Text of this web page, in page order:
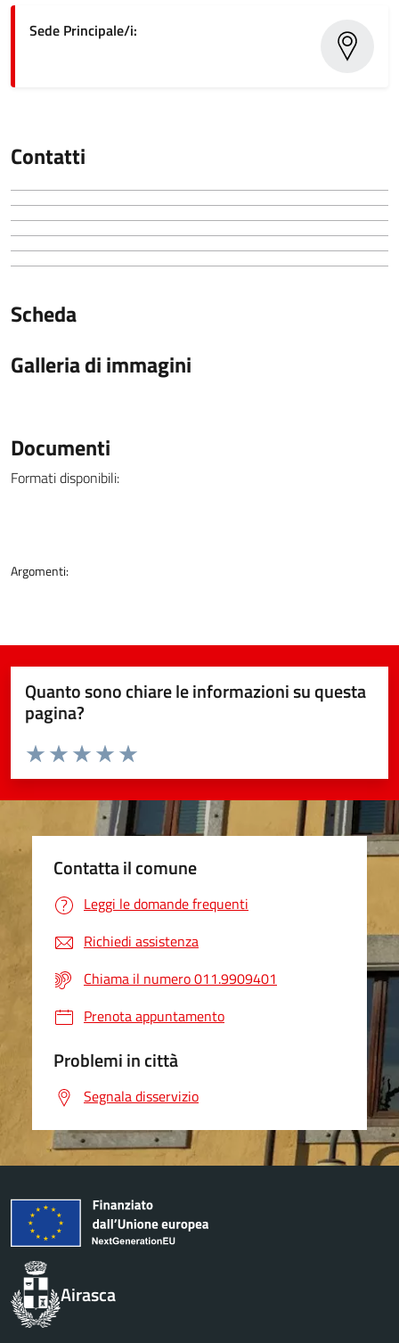
Sede Principale/i:
Contatti
Scheda
Galleria di immagini
Documenti
Formati disponibili:
Argomenti:
Quanto sono chiare le informazioni su questa
pagina?
Valuta da 1 a 5 stelle la pagina
Valuta 5 stelle su 5
Valuta 4 stelle su 5
Valuta 3 stelle su 5
Valuta 2 stelle su 5
Valuta 1 stelle su 5
Contatta il comune
Leggi le domande frequenti
Richiedi assistenza
Chiama il numero 011.9909401
Prenota appuntamento
Problemi in città
Segnala disservizio
Airasca